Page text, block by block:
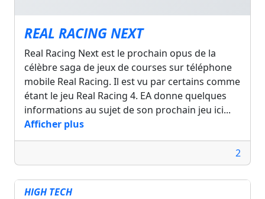
REAL RACING NEXT
Real Racing Next est le prochain opus de la
célèbre saga de jeux de courses sur téléphone
mobile Real Racing. Il est vu par certains comme
étant le jeu Real Racing 4. EA donne quelques
informations au sujet de son prochain jeu ici...
Afficher plus
2
HIGH TECH